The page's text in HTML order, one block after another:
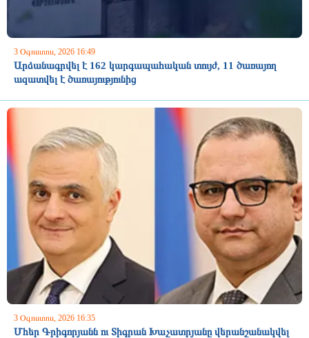
3 Օգոստոս, 2026 16:49
Արձանագրվել է 162 կարգապահական տույժ, 11 ծառայող
ազատվել է ծառայությունից
3 Օգոստոս, 2026 16:35
Մհեր Գրիգորյանն ու Տիգրան Խաչատրյանը վերանշանակվել